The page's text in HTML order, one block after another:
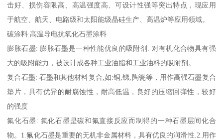
击好、损伤容限高、高温强度高、可设计性强等突出特点，现应用
于航空、航天、电路级和太阳能级晶硅生产、高温炉等应用领域。
碳涂料:高温导电抗氧化石墨涂料
膨胀石墨: 膨胀石墨是一种性能优良的吸附剂. 对有机化合物具有强
大的吸附能力，被设计成各种工业油脂和工业油料的吸附剂。
复合石墨: 石墨和其他材料复合,如:铜,锑,陶瓷等，用作高强石墨复合
垫片，具有优异的耐腐蚀性，耐高低温，良好的压缩回弹性，较好
的强度
氟化石墨: 氟化石墨是碳和氟直接反应而制得的一种石墨层间化合
物。1.氟化石墨是重要的无机非金属材料，具有优良的润滑性.2.用作